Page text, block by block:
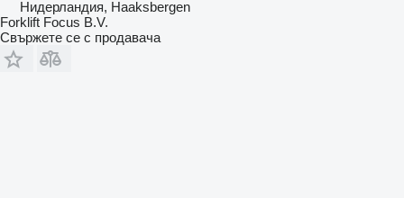
Нидерландия, Haaksbergen
Forklift Focus B.V.
Свържете се с продавача